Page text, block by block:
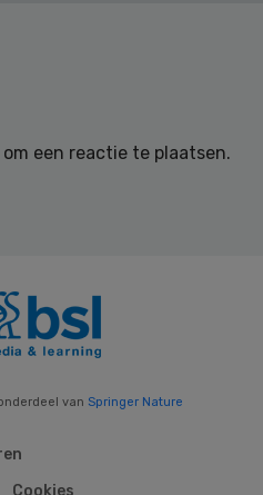
om een reactie te plaatsen.
van Springer Nature
Cookies